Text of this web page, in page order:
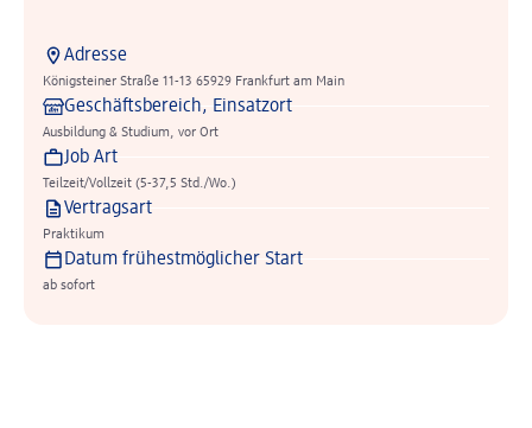
Adresse
Königsteiner Straße 11-13 65929 Frankfurt am Main
Geschäftsbereich, Einsatzort
Ausbildung & Studium, vor Ort
Job Art
Teilzeit/Vollzeit (5-37,5 Std./Wo.)
Vertragsart
Praktikum
Datum frühestmöglicher Start
ab sofort